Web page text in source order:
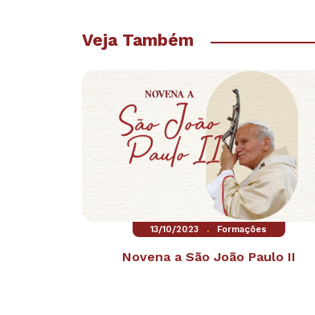
Veja Também
13/10/2023 . Formações
Novena a São João Paulo II